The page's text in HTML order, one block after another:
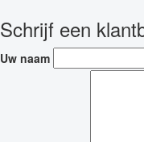
Schrijf een
Uw naam